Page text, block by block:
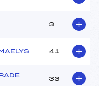
3
41
33